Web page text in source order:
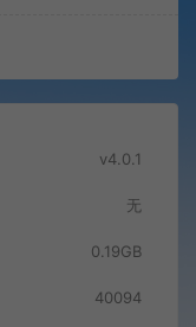
v4.0.1
无
0.19GB
40094